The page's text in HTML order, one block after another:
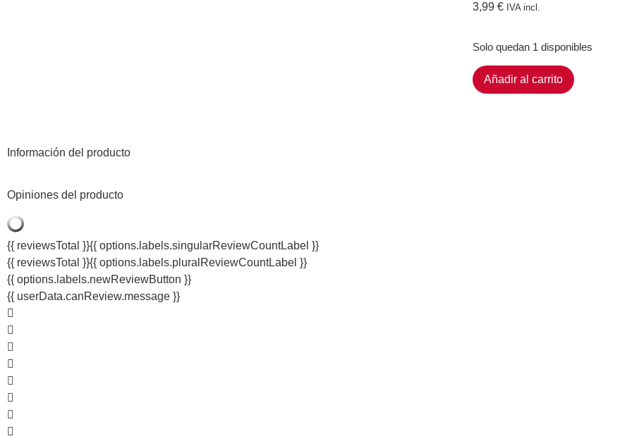
3,99 € IVA incl.
Solo quedan 1 disponibles
Añadir al carrito
Información del producto
Opiniones del producto
{{ reviewsTotal }}{{ options.labels.singularReviewCountLabel }}
{{ reviewsTotal }}{{ options.labels.pluralReviewCountLabel }}
{{ options.labels.newReviewButton }}
{{ userData.canReview.message }}